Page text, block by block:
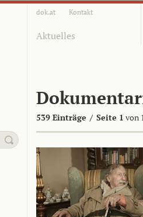
dok.at Kontakt
Aktuelles
539 Einträge / Seite 1 von